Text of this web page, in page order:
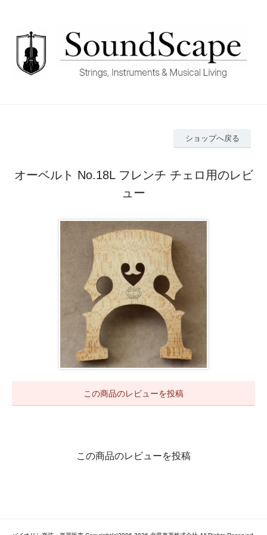
ショップへ戻る
オーベルト No.18L フレンチ チェロ用のレビ
ュー
この商品のレビューを投稿
この商品のレビューを投稿